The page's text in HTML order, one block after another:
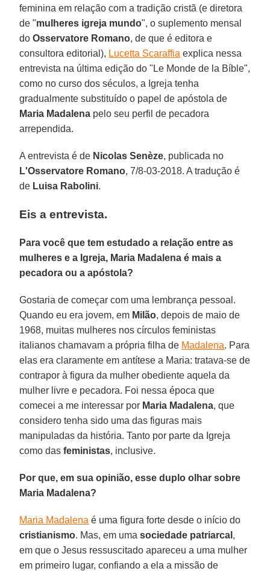
feminina em relação com a tradição cristã (e diretora
de "mulheres igreja mundo", o suplemento mensal
doOsservatore Romano, de que é editora e
consultora editorial), Lucetta Scaraffia explica nessa
entrevista na última edição do "Le Monde de la Bíble",
como no curso dos séculos, a Igreja tenha
gradualmente substituído o papel de apóstola de
Maria Madalena pelo seu perfil de pecadora
arrependida.
A entrevista é de Nicolas Senèze, publicada no
L'Osservatore Romano, 7/8-03-2018. A tradução é
de Luisa Rabolini.
Eis a entrevista.
Para você que tem estudado a relação entre as
mulheres e a Igreja, Maria Madalena é mais a
pecadora ou a apóstola?
Gostaria de começar com uma lembrança pessoal.
Quando eu era jovem, em Milão, depois de maio de
1968, muitas mulheres nos círculos feministas
italianos chamavam a própria filha de Madalena. Para
elas era claramente em antítese a Maria: tratava-se de
contrapor à figura da mulher obediente aquela da
mulher livre e pecadora. Foi nessa época que
comecei a me interessar por Maria Madalena, que
considero tenha sido uma das figuras mais
manipuladas da história. Tanto por parte da Igreja
como dasfeministas, inclusive.
Por que, em sua opinião, esse duplo olhar sobre
Maria Madalena?
Maria Madalena é uma figura forte desde o início do
cristianismo. Mas, em umasociedade patriarcal ,
em que o Jesus ressuscitado apareceu a uma mulher
em primeiro lugar, confiando a ela a missão de